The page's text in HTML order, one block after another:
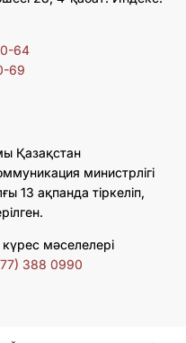
64
69
Қазақстан
министрлігі
13 ақпанда тіркеліп,
мәселелері
388 0990